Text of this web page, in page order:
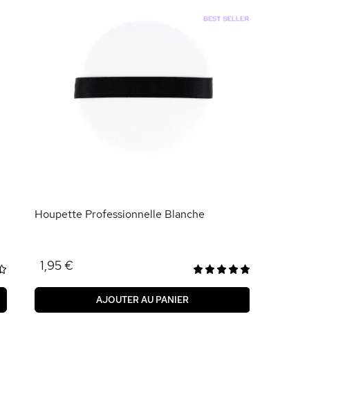
Houpette Professionnelle Blanche
1,95 €
AJOUTER AU PANIER